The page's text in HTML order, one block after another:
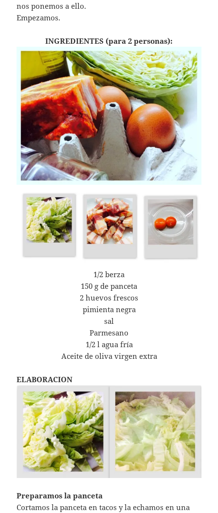
nos ponemos a ello.
Empezamos.
INGREDIENTES (para 2 personas):
1/2 berza
150 g de panceta
2 huevos frescos
pimienta negra
sal
Parmesano
1/2 l agua fría
Aceite de oliva virgen extra
ELABORACION
Preparamos la panceta
Cortamos la panceta en tacos y la echamos en una